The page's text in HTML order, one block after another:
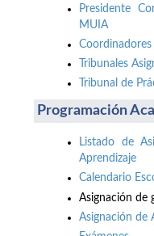
Presidente
MUIA
Tribunales
Tribunal de
Programación
Listado de
Aprendizaje
Calendario
Asignación de
Asignación de